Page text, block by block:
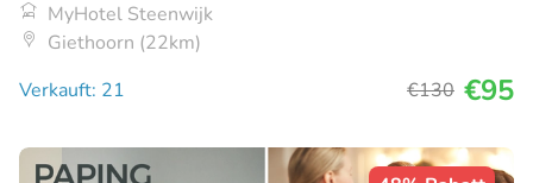
MyHotel Steenwijk
Giethoorn (22km)
Verkauft: 21
€130 €95